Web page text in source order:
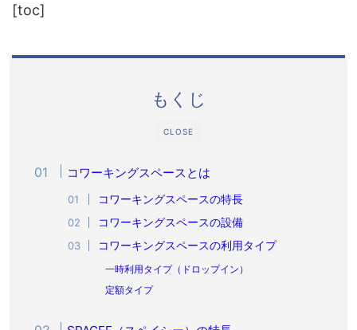
[toc]
CLOSE
もくじ
コワーキングスペースとは
コワーキングスペースの特長
コワーキングスペースの設備
コワーキングスペースの利用タイプ
一時利用タイプ（ドロップイン）
定額タイプ